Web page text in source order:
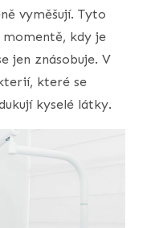
vyměšují. Tyto
momentě, kdy je
jen znásobuje. V
které se
kyselé látky.